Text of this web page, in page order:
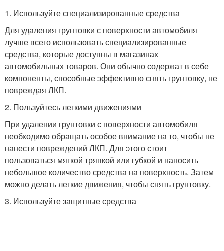
1. Используйте специализированные средства
Для удаления грунтовки с поверхности автомобиля
лучше всего использовать специализированные
средства, которые доступны в магазинах
автомобильных товаров. Они обычно содержат в себе
компоненты, способные эффективно снять грунтовку, не
повреждая ЛКП.
2. Пользуйтесь легкими движениями
При удалении грунтовки с поверхности автомобиля
необходимо обращать особое внимание на то, чтобы не
нанести повреждений ЛКП. Для этого стоит
пользоваться мягкой тряпкой или губкой и наносить
небольшое количество средства на поверхность. Затем
можно делать легкие движения, чтобы снять грунтовку.
3. Используйте защитные средства